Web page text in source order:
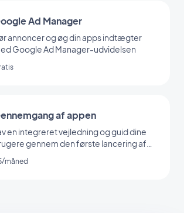
Ad Manager
annoncer og øg din apps indtægter
Google Ad Manager-udvidelsen
af appen
en integreret vejledning og guid dine
gennem den første lancering af
app
måned